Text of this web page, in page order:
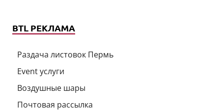
BTL РЕКЛАМА
Раздача листовок Пермь
Event услуги
Воздушные шары
Почтовая рассылка